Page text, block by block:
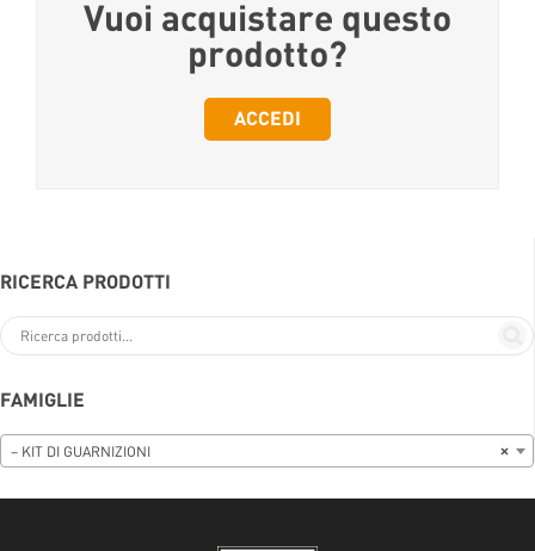
Vuoi acquistare questo
prodotto?
ACCEDI
RICERCA PRODOTTI
FAMIGLIE
×
– KIT DI GUARNIZIONI